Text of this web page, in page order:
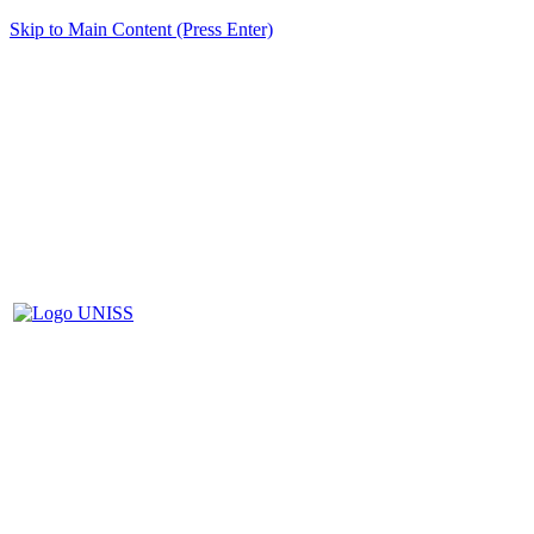
Skip to Main Content (Press Enter)